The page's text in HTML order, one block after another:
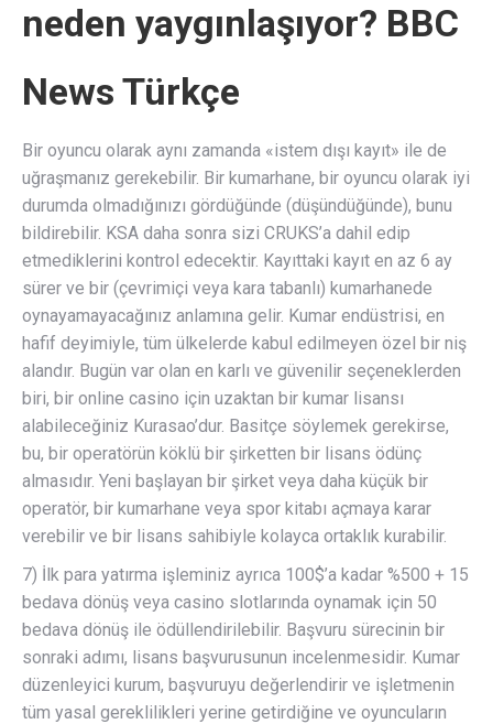
neden yaygınlaşıyor? BBC
News Türkçe
Bir oyuncu olarak aynı zamanda «istem dışı kayıt» ile de
uğraşmanız gerekebilir. Bir kumarhane, bir oyuncu olarak iyi
durumda olmadığınızı gördüğünde (düşündüğünde), bunu
bildirebilir. KSA daha sonra sizi CRUKS’a dahil edip
etmediklerini kontrol edecektir. Kayıttaki kayıt en az 6 ay
sürer ve bir (çevrimiçi veya kara tabanlı) kumarhanede
oynayamayacağınız anlamına gelir. Kumar endüstrisi, en
hafif deyimiyle, tüm ülkelerde kabul edilmeyen özel bir niş
alandır. Bugün var olan en karlı ve güvenilir seçeneklerden
biri, bir online casino için uzaktan bir kumar lisansı
alabileceğiniz Kurasao’dur. Basitçe söylemek gerekirse,
bu, bir operatörün köklü bir şirketten bir lisans ödünç
almasıdır. Yeni başlayan bir şirket veya daha küçük bir
operatör, bir kumarhane veya spor kitabı açmaya karar
verebilir ve bir lisans sahibiyle kolayca ortaklık kurabilir.
7) İlk para yatırma işleminiz ayrıca 100$’a kadar %500 + 15
bedava dönüş veya casino slotlarında oynamak için 50
bedava dönüş ile ödüllendirilebilir. Başvuru sürecinin bir
sonraki adımı, lisans başvurusunun incelenmesidir. Kumar
düzenleyici kurum, başvuruyu değerlendirir ve işletmenin
tüm yasal gereklilikleri yerine getirdiğine ve oyuncuların